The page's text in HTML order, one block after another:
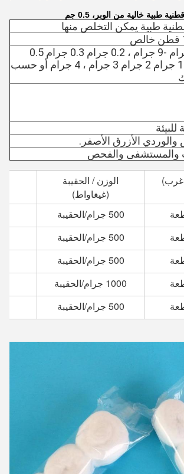
طبية خالية من الوبر، 0.5 جم
طبية يمكن التخلص منها
0.3 جرام -9 جرام ، 0.2 جرام 0.3 جرام 0.5
جرام 1 جرام 2 جرام 3 جرام ، 4 جرام أو حسب
والوردي الأزرق الأصفر.
والمستشفى والفحص
غرب)
الوزن / الحقيبة
(غيغاواط)
500 جرام/الحقيبة
500 جرام/الحقيبة
500 جرام/الحقيبة
1000 جرام/الحقيبة
500 جرام/الحقيبة